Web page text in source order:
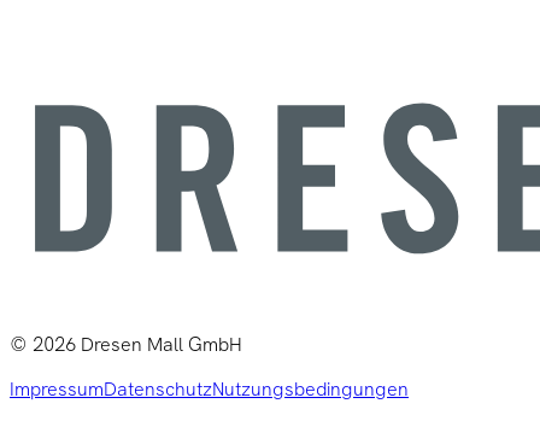
© 2026 Dresen Mall GmbH
ImpressumDatenschutzNutzungsbedingungen